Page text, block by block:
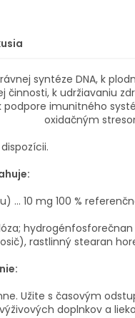
syntéze DNA, k
činnosti, k udržiavaniu
podpore imunitného
oxidačným
... 10 mg 100 %
rastlinný stearan
Užite s časovým
doplnkov a